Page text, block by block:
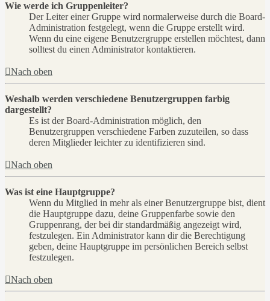
Wie werde ich Gruppenleiter?
Der Leiter einer Gruppe wird normalerweise durch die Board-
Administration festgelegt, wenn die Gruppe erstellt wird.
Wenn du eine eigene Benutzergruppe erstellen möchtest, dann
solltest du einen Administrator kontaktieren.
Nach oben
Weshalb werden verschiedene Benutzergruppen farbig
dargestellt?
Es ist der Board-Administration möglich, den
Benutzergruppen verschiedene Farben zuzuteilen, so dass
deren Mitglieder leichter zu identifizieren sind.
Nach oben
Was ist eine Hauptgruppe?
Wenn du Mitglied in mehr als einer Benutzergruppe bist, dient
die Hauptgruppe dazu, deine Gruppenfarbe sowie den
Gruppenrang, der bei dir standardmäßig angezeigt wird,
festzulegen. Ein Administrator kann dir die Berechtigung
geben, deine Hauptgruppe im persönlichen Bereich selbst
festzulegen.
Nach oben